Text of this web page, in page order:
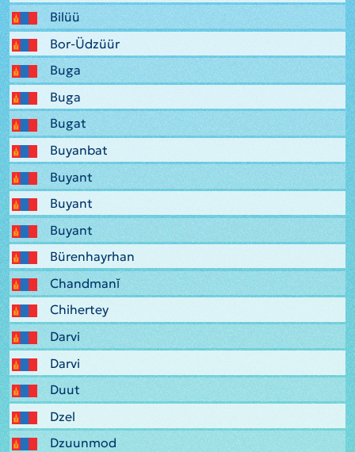
Bilüü
Bor-Üdzüür
Buga
Buga
Bugat
Buyanbat
Buyant
Buyant
Buyant
Bürenhayrhan
Chandmanĭ
Chihertey
Darvi
Darvi
Duut
Dzel
Dzuunmod